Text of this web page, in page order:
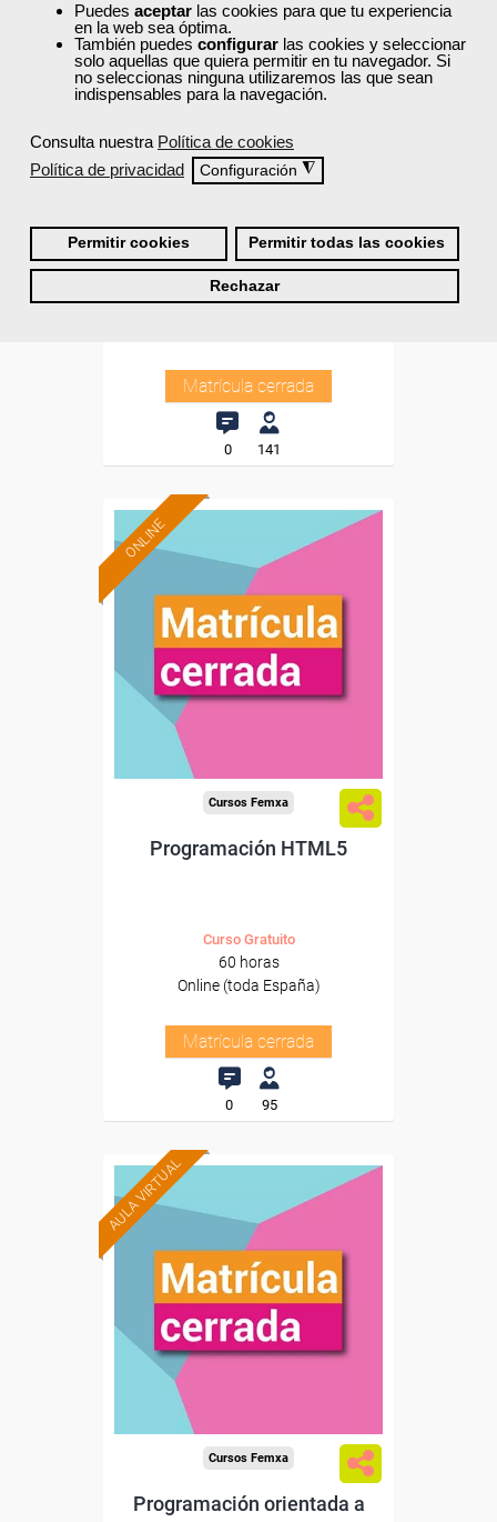
Puedes aceptar las cookies para que tu experiencia
en la web sea óptima.
También puedes configurar las cookies y seleccionar
solo aquellas que quiera permitir en tu navegador. Si
no seleccionas ninguna utilizaremos las que sean
indispensables para la navegación.
Consulta nuestra Política de cookies
Política de privacidad
Configuración ◮
Permitir cookies Permitir todas las cookies
Rechazar
Cursos Femxa
Curso Gratuito
30 horas
Matrícula cerrada
0 141
ONLINE
Cursos Femxa
Programación HTML5
Curso Gratuito
60 horas
Online (toda España)
Matrícula cerrada
0 95
AULA VIRTUAL
Cursos Femxa
Programación orientada a